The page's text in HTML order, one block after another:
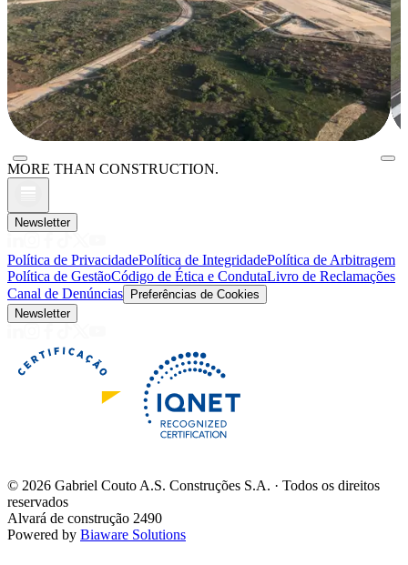
MORE THAN CONSTRUCTION.
Newsletter
Política de PrivacidadePolítica de IntegridadePolítica de Arbitragem
Política de GestãoCódigo de Ética e CondutaLivro de Reclamações
Canal de Denúncias
Preferências de Cookies
Newsletter
© 2026 Gabriel Couto A.S. Construções S.A. · Todos os direitos
reservados
Alvará de construção 2490
Powered by Biaware Solutions